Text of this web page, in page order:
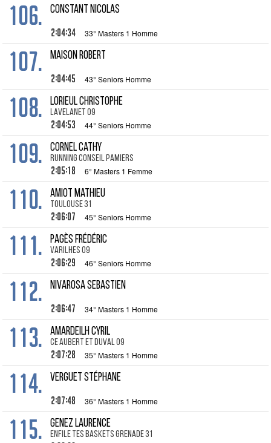
106. CONSTANT Nicolas
2:04:34 33° Masters 1 Homme
107. MAISON Robert
2:04:45 43° Seniors Homme
108. LORIEUL Christophe
Lavelanet 09
2:04:53 44° Seniors Homme
109. CORNEL Cathy
Running Conseil Pamiers
2:05:18 6° Masters 1 Femme
110. AMIOT Mathieu
Toulouse 31
2:06:07 45° Seniors Homme
111. PAGÈS Frédéric
Varilhes 09
2:06:29 46° Seniors Homme
112. NIVAROSA Sebastien
2:06:47 34° Masters 1 Homme
113. AMARDEILH Cyril
CE Aubert et Duval 09
2:07:28 35° Masters 1 Homme
114. VERGUET Stéphane
2:07:48 36° Masters 1 Homme
115. GENEZ Laurence
Enfile tes Baskets Grenade 31